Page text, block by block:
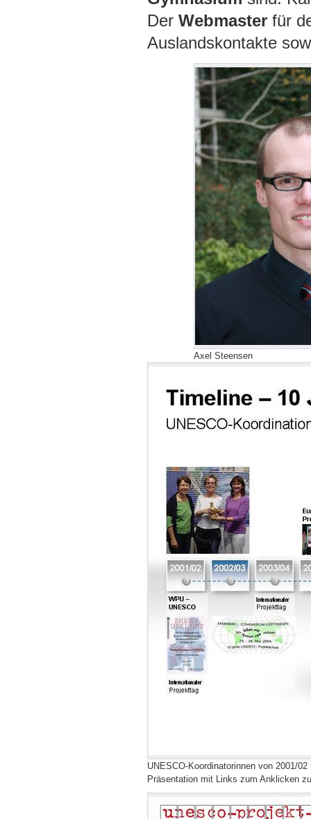
Der Webmaster für
Auslandskontakte
Axel Steensen
UNESCO-Koordinatorinnen von 2001/
Präsentation mit Links zum Anklicken